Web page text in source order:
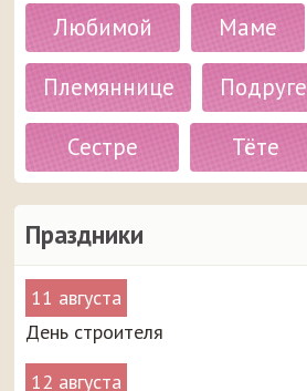
Праздники
11 августа
День строителя
12 августа
Любимой
Маме
Племяннице
Подруге
Сестре
Тёте